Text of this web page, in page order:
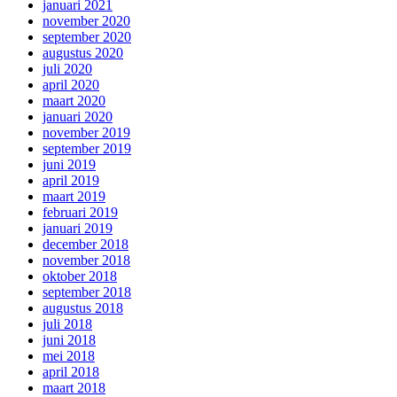
januari 2021
november 2020
september 2020
augustus 2020
juli 2020
april 2020
maart 2020
januari 2020
november 2019
september 2019
juni 2019
april 2019
maart 2019
februari 2019
januari 2019
december 2018
november 2018
oktober 2018
september 2018
augustus 2018
juli 2018
juni 2018
mei 2018
april 2018
maart 2018